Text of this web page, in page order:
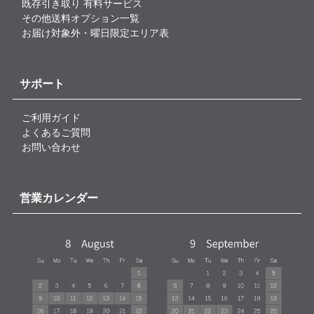
既存引き取り 有料サービス
その他送料オプション一覧
お届け対象外・曜日限定エリア表
サポート
ご利用ガイド
よくあるご質問
お問い合わせ
営業カレンダー